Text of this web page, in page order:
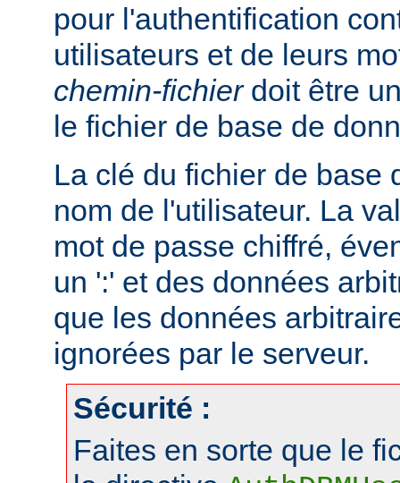
pour l'authentification
utilisateurs et de leurs
chemin-fichierdoit être
le fichier de base de
La clé du fichier de base
nom de l'utilisateur. La
mot de passe chiffré,
un ':' et des données
que les données
ignorées par le serveur.
Sécurité :
Faites en sorte que le